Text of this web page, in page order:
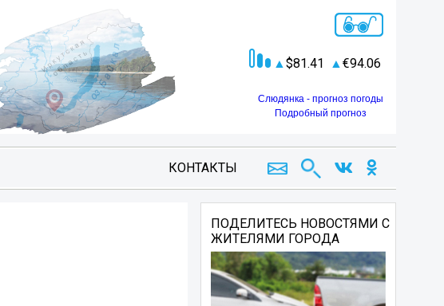
81.41 94.06
Слюдянка - прогноз погоды
Подробный прогноз
КОНТАКТЫ
ПОДЕЛИТЕСЬ НОВОСТЯМИ С
ЖИТЕЛЯМИ ГОРОДА